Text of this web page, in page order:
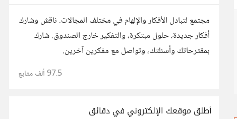
مجتمع لتبادل الأفكار والإلهام في مختلف المجالات. ناقش وشارك
أفكار جديدة، حلول مبتكرة، والتفكير خارج الصندوق. شارك
بمقترحاتك وأسئلتك، وتواصل مع مفكرين آخرين.
97.5 ألف متابع
أطلق موقعك الإلكتروني في دقائق